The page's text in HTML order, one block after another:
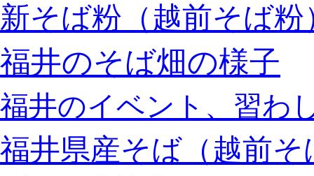
新そば粉（越前そば粉
福井のそば畑の様子
福井のイベント、習わ
福井県産そば（越前そ